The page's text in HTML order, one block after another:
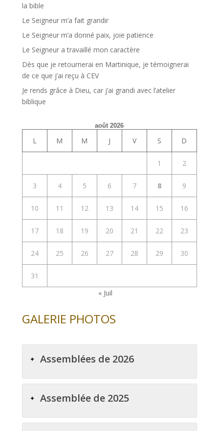
la bible
Le Seigneur m’a fait grandir
Le Seigneur m’a donné paix, joie patience
Le Seigneur a travaillé mon caractère
Dès que je retournerai en Martinique, je témoignerai
de ce que j’ai reçu à CEV
Je rends grâce à Dieu, car j’ai grandi avec l’atelier
biblique
août 2026
L M M J V S D
1 2
3 4 5 6 7 8 9
10 11 12 13 14 15 16
17 18 19 20 21 22 23
24 25 26 27 28 29 30
31
« Juil
GALERIE PHOTOS
Assemblées de 2026
Assemblée de 2025